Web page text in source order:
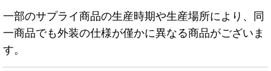
一部のサプライ商品の生産時期や生産場所により、同
一商品でも外装の仕様が僅かに異なる商品がございま
す。